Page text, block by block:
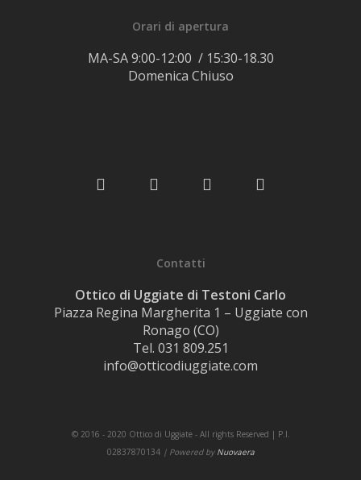
Orari di apertura
MA-SA 9:00-12:00 / 15:30-18.30
Domenica Chiuso
Contatti
Ottico di Uggiate di Testoni Carlo
Piazza Regina Margherita 1 – Uggiate con
Ronago (CO)
Tel. 031 809.251
info@otticodiuggiate.com
© 2016 - 2020 Ottico di Uggiate - All rights Reserved | P.I.
02837870134| Powered by Nuovaera